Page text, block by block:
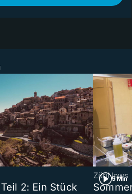
2: Ein Stück
5 Min
ZüriNews